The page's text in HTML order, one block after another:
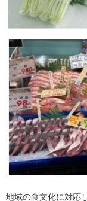
地域の食文化に対応